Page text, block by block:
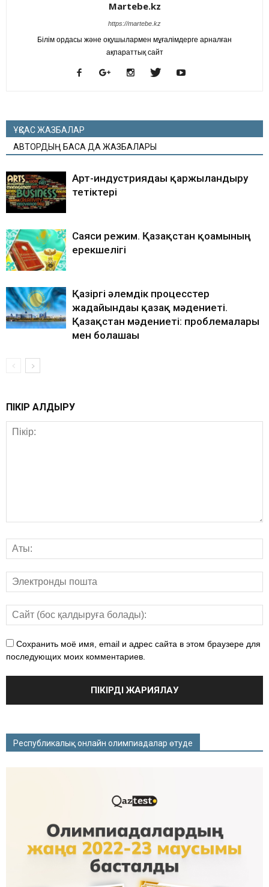
Martebe.kz
https://martebe.kz
Білім ордасы және оқушылармен мұғалімдерге арналған
ақпараттық сайт
ҰҚСАС ЖАЗБАЛАР
АВТОРДЫҢ БАСҚА ДА ЖАЗБАЛАРЫ
Арт-индустриядағы қаржыландыру
тетіктері
Саяси режим. Қазақстан қоғамының
ерекшелігі
Қазіргі әлемдік процесcтер
жағдайындағы қазақ мәдениеті.
Қазақстан мәдениеті: проблемалары
мен болашағы
ПІКІР ҚАЛДЫРУ
Сохранить моё имя, email и адрес сайта в этом браузере для
последующих моих комментариев.
Республикалық онлайн олимпиадалар өтуде